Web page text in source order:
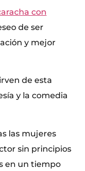
con
de ser
y mejor
de esta
y la comedia
las mujeres
sin principios
en un tiempo